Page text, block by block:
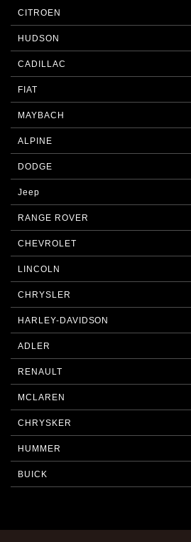
CITROEN
HUDSON
CADILLAC
FIAT
MAYBACH
ALPINE
DODGE
Jeep
RANGE ROVER
CHEVROLET
LINCOLN
CHRYSLER
HARLEY-DAVIDSON
ADLER
RENAULT
MCLAREN
CHRYSKER
HUMMER
BUICK